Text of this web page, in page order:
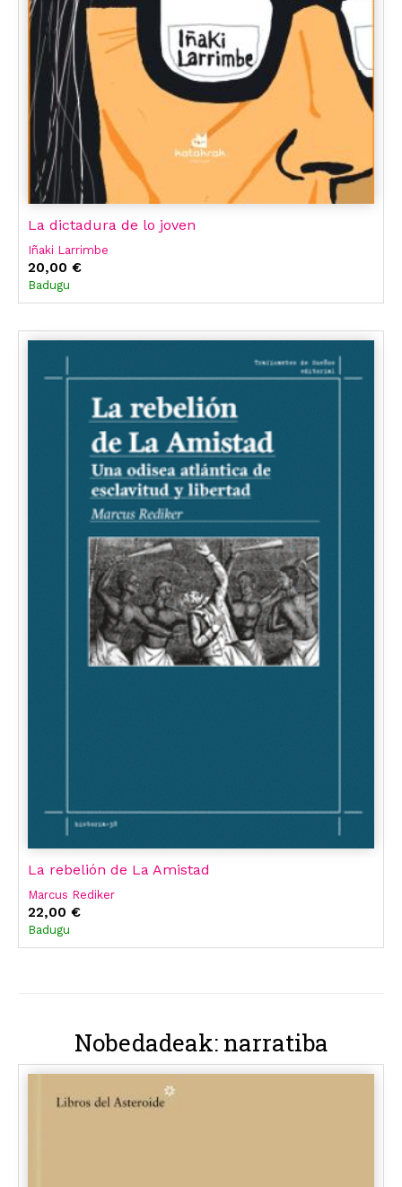
La dictadura de lo joven
Iñaki Larrimbe
20,00 €
Badugu
La rebelión de La Amistad
Marcus Rediker
22,00 €
Badugu
Nobedadeak: narratiba